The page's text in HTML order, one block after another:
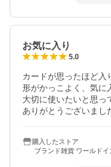
お気に入り
5.0
カードが思ったほど入
形がかっこよく、気に
大切に使いたいと思っ
ありがとうございまし
購入したストア
ブランド雑貨 ワールドイ